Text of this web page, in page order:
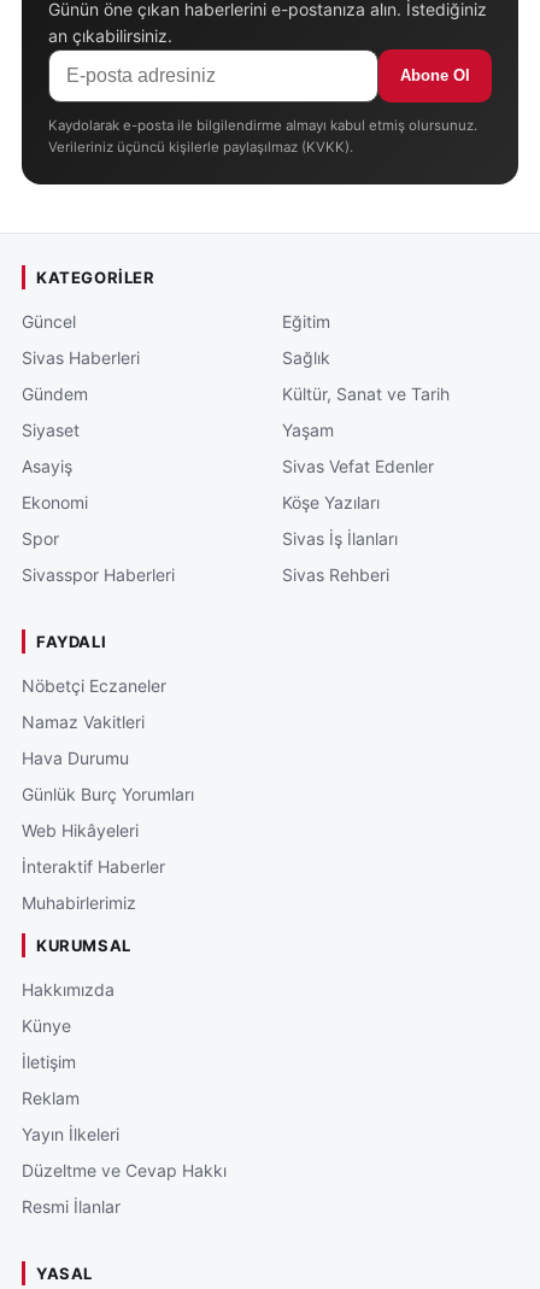
Günün öne çıkan haberlerini e-postanıza alın. İstediğiniz
an çıkabilirsiniz.
Abone Ol
Kaydolarak e-posta ile bilgilendirme almayı kabul etmiş olursunuz.
Verileriniz üçüncü kişilerle paylaşılmaz (KVKK).
KATEGORILER
Güncel
Sivas Haberleri
Gündem
Siyaset
Asayiş
Ekonomi
Spor
Sivasspor Haberleri
Eğitim
Sağlık
Kültür, Sanat ve Tarih
Yaşam
Sivas Vefat Edenler
Köşe Yazıları
Sivas İş İlanları
Sivas Rehberi
FAYDALI
Nöbetçi Eczaneler
Namaz Vakitleri
Hava Durumu
Günlük Burç Yorumları
Web Hikâyeleri
İnteraktif Haberler
Muhabirlerimiz
KURUMSAL
Hakkımızda
Künye
İletişim
Reklam
Yayın İlkeleri
Düzeltme ve Cevap Hakkı
Resmi İlanlar
YASAL